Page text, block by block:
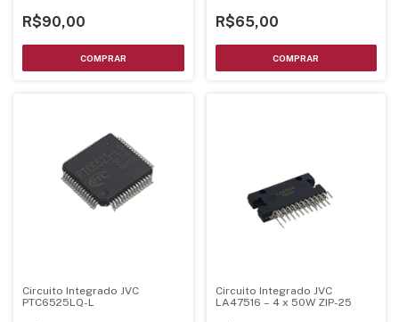
R$90,00 R$65,00
Circuito Integrado JVC
PTC6525LQ-L
Circuito Integrado JVC
LA47516 – 4 x 50W ZIP-25